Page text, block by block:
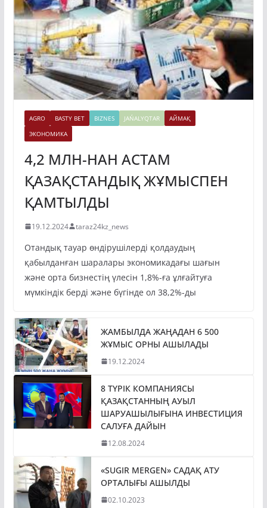
AGRO BASTY BET BIZNES JAŃALYQTAR
АЙМАҚ
ЭКОНОМИКА
4,2 МЛН-НАН АСТАМ
ҚАЗАҚСТАНДЫҚ ЖҰМЫСПЕН
ҚАМТЫЛДЫ
19.12.2024 taraz24kz_news
Отандық тауар өндірушілерді қолдаудың
қабылданған шаралары экономикадағы шағын
және орта бизнестің үлесін 1,8%-ға ұлғайтуға
мүмкіндік берді және бүгінде ол 38,2%-ды
ЖАМБЫЛДА ЖАҢАДАН 6 500
ЖҰМЫС ОРНЫ АШЫЛАДЫ
19.12.2024
8 ТҮРІК КОМПАНИЯСЫ
ҚАЗАҚСТАННЫҢ АУЫЛ
ШАРУАШЫЛЫҒЫНА ИНВЕСТИЦИЯ
САЛУҒА ДАЙЫН
12.08.2024
«SUGIR MERGEN» САДАҚ АТУ
ОРТАЛЫҒЫ АШЫЛДЫ
02.10.2023